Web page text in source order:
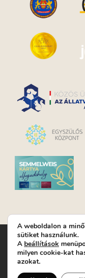
Turay Ida Színház
helyszín: Turay Ida
Levelezési cím: 1089
A weboldalon a
sütiket használunk.
A beállítások
milyen cookie-kat
azokat.